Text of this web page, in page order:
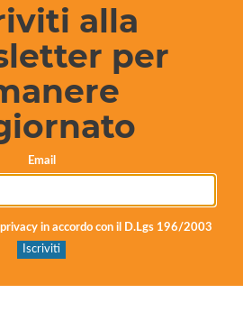
alla
per
Email
in accordo con il D.Lgs 196/2003